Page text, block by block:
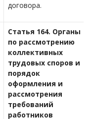
договора.
Статья 164. Органы
по рассмотрению
коллективных
трудовых споров и
порядок
оформления и
рассмотрения
требований
работников